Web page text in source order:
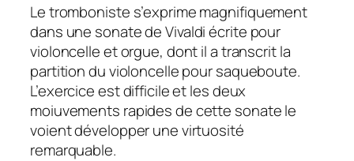
Le tromboniste s’exprime magnifiquement
dans une sonate de Vivaldi écrite pour
violoncelle et orgue, dont il a transcrit la
partition du violoncelle pour saqueboute.
L’exercice est difficile et les deux
moiuvements rapides de cette sonate le
voient développer une virtuosité
remarquable.